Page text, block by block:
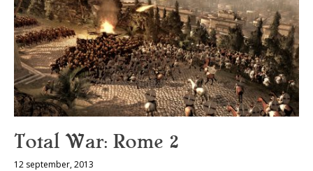
Total War: Rome 2
12 september, 2013